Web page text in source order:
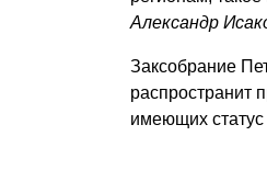
Александр
Заксобрание
распространит
имеющих статус